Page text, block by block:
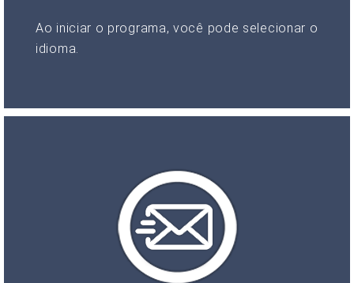
Ao iniciar o programa, você pode selecionar o
idioma.